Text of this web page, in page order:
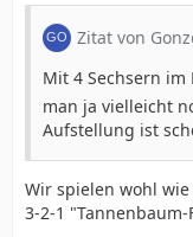
Zitat von
Mit 4 Sechsern
man ja vielleicht
Aufstellung ist
Wir spielen wohl
3-2-1